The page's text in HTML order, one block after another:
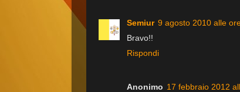
Semiur 9 agosto 2010 alle
Bravo!!
Rispondi
Anonimo 17 febbraio 2012